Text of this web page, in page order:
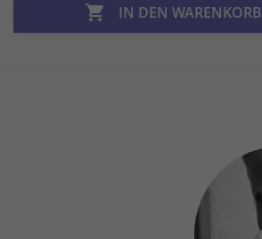
 IN DEN WARENKORB